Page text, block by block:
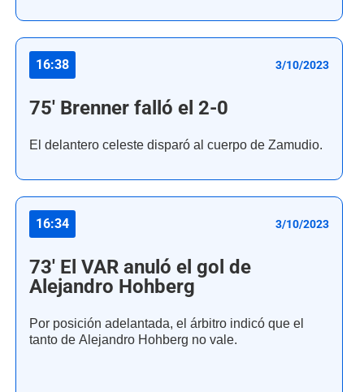
16:38 3/10/2023
75' Brenner falló el 2-0
El delantero celeste disparó al cuerpo de Zamudio.
16:34 3/10/2023
73' El VAR anuló el gol de
Alejandro Hohberg
Por posición adelantada, el árbitro indicó que el
tanto de Alejandro Hohberg no vale.